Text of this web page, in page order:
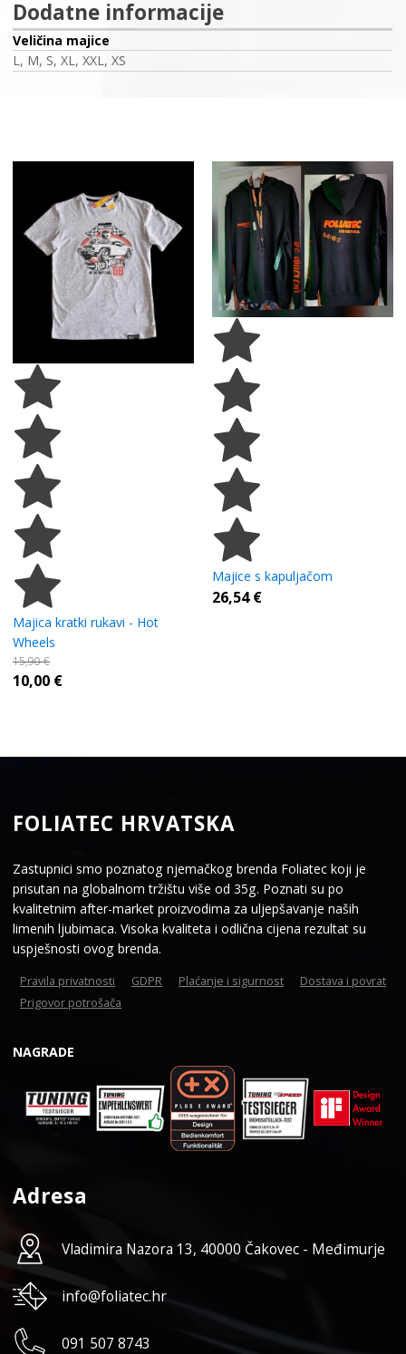
Dodatne informacije
Veličina majice
L, M, S, XL, XXL, XS
Majica kratki rukavi - Hot
Wheels
15,90€
10,00 €
Majice s kapuljačom
26,54€
FOLIATEC HRVATSKA
Zastupnici smo poznatog njemačkog brenda Foliatec koji je
prisutan na globalnom tržištu više od 35g. Poznati su po
kvalitetnim after-market proizvodima za uljepšavanje naših
limenih ljubimaca. Visoka kvaliteta i odlična cijena rezultat su
uspješnosti ovog brenda.
Pravila privatnosti GDPR Plaćanje i sigurnost
Dostava i povrat
Prigovor potrošača
NAGRADE
Adresa
Vladimira Nazora 13, 40000 Čakovec - Međimurje
info@foliatec.hr
091 507 8743